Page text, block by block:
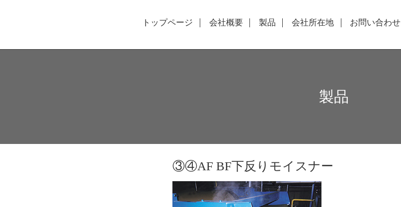
トップページ 会社概要 製品 会社所在地 お問い合わせ
製品
③④AF BF下反りモイスナー